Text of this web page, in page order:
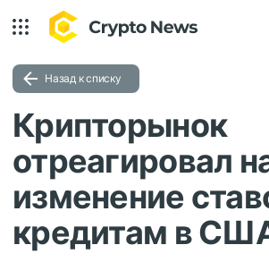
Назад к списку
Крипторынок
отреагировал
изменение
кредитам в